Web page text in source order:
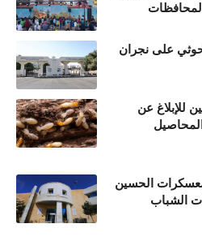
على نجران
للإبلاغ عن
الحسين
الشباب